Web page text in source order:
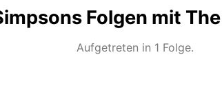
Folgen mit
Aufgetreten in 1 Folge.